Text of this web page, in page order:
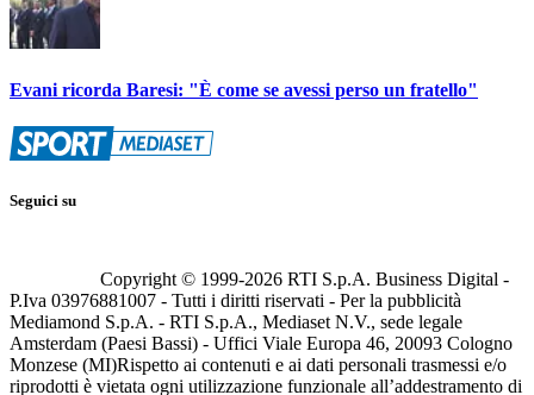
Evani ricorda Baresi: "È come se avessi perso un fratello"
Seguici su
Copyright © 1999-2026 RTI S.p.A. Business Digital -
P.Iva 03976881007 - Tutti i diritti riservati - Per la pubblicità
Mediamond S.p.A. - RTI S.p.A., Mediaset N.V., sede legale
Amsterdam (Paesi Bassi) - Uffici Viale Europa 46, 20093 Cologno
Monzese (MI)Rispetto ai contenuti e ai dati personali trasmessi e/o
riprodotti è vietata ogni utilizzazione funzionale all’addestramento di